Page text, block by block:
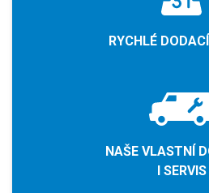
RYCHLÉ
NAŠE VLASTNÍ
I SERVIS